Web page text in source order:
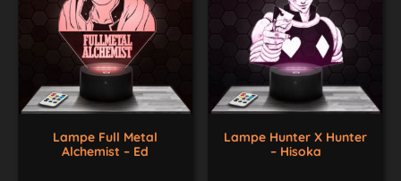
Lampe Full Metal
Alchemist – Ed
Lampe Hunter X Hunter
– Hisoka